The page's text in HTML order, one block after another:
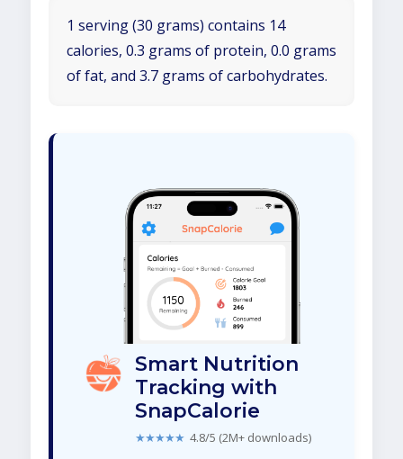
1 serving (30 grams) contains 14
calories, 0.3 grams of protein, 0.0 grams
of fat, and 3.7 grams of carbohydrates.
Smart Nutrition
Tracking with
SnapCalorie
★★★★★ 4.8/5 (2M+ downloads)